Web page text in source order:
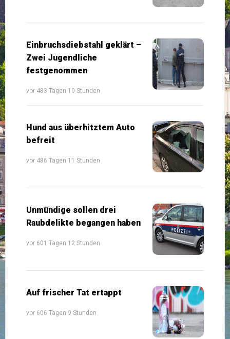
Einbruchsdiebstahl geklärt –
Zwei Jugendliche
festgenommen
vor 483 Tagen 10 Stunden
Hund aus überhitztem Auto
befreit
vor 486 Tagen 11 Stunden
Unmündige sollen drei
Raubdelikte begangen haben
vor 601 Tagen 12 Stunden
Auf frischer Tat ertappt
vor 606 Tagen 9 Stunden